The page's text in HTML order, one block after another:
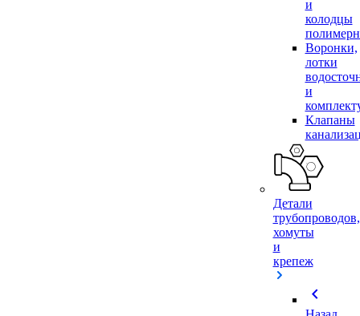
и
колодцы
Воронки,
лотки
и
Клапаны
Детали
трубопроводов,
хомуты
и
крепеж
chevron_left